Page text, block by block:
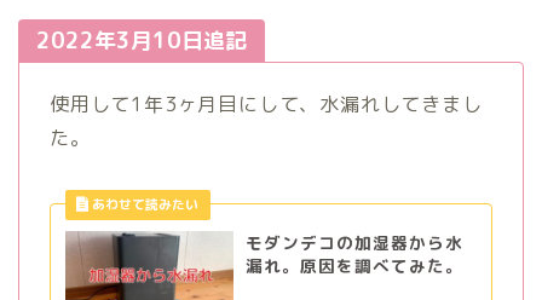
2022年3月10日追記
使用して1年3ヶ月目にして、水漏れしてきまし
た。
モダンデコの加湿器から水
漏れ。原因を調べてみた。